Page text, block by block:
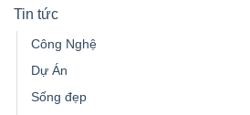
Tin tức
Công Nghệ
Dự Án
Sống đẹp